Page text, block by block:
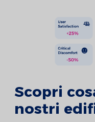
Scopri
nostri